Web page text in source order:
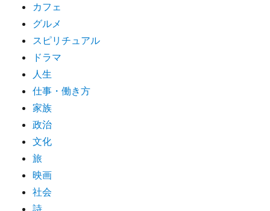
カフェ
グルメ
スピリチュアル
ドラマ
人生
仕事・働き方
家族
政治
文化
旅
映画
社会
詩